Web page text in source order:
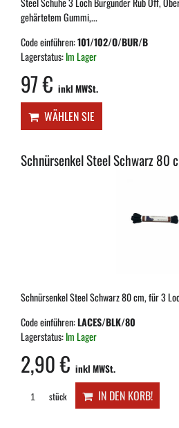
gehärtetem Gummi,...
Code einführen:101/102/O/BUR/B
Lagerstatus:Im Lager
97 € inkl MWSt.
WÄHLEN SIE
Schnürsenkel Steel Schwarz 80
Schnürsenkel Steel Schwarz 80 cm, für 3
Code einführen:LACES/BLK/80
Lagerstatus:Im Lager
2,90 € inkl MWSt.
stück IN DEN KORB!